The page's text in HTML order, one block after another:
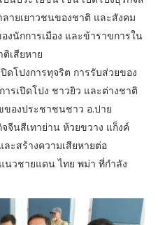
ายเยาวชนของชาติ และสังคม
งนักการเมือง และข้าราขการใน
เสียหาย
ดโปงการทุจริต การรับส่วยของ
รเปิดโปง ชาวยิว และต่างชาติ
ของประชาชนชาว อ.ปาย
จีนสีเทาย่าน ห้วยขวาง แก็งค์
ะสร้างความเสียหายต่อ
วชายแดน ไทย พม่า ที่กำลัง